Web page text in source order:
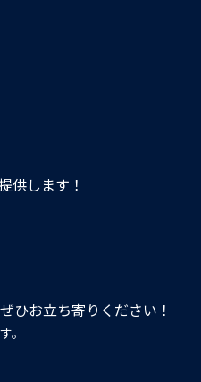
供します！
ひお立ち寄りください！
。